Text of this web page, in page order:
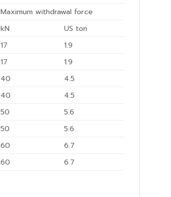
Maximum withdrawal force
kN
US ton
17
1.9
17
1.9
40
4.5
40
4.5
50
5.6
50
5.6
60
6.7
60 6.7